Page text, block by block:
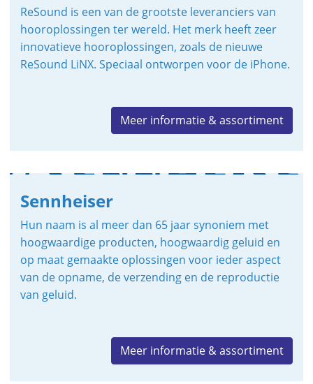
ReSound is een van de grootste leveranciers van
hooroplossingen ter wereld. Het merk heeft zeer
innovatieve hooroplossingen, zoals de nieuwe
ReSound LiNX. Speciaal ontworpen voor de iPhone.
Meer informatie & assortiment
Sennheiser
Hun naam is al meer dan 65 jaar synoniem met
hoogwaardige producten, hoogwaardig geluid en
op maat gemaakte oplossingen voor ieder aspect
van de opname, de verzending en de reproductie
van geluid.
Meer informatie & assortiment